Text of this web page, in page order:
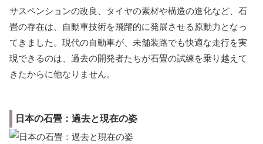
サスペンションの改良、タイヤの素材や構造の進化など、石
畳の存在は、自動車技術を飛躍的に発展させる原動力となっ
てきました。現代の自動車が、未舗装路でも快適な走行を実
現できるのは、過去の開発者たちが石畳の試練を乗り越えて
きたからに他なりません。
日本の石畳：過去と現在の姿